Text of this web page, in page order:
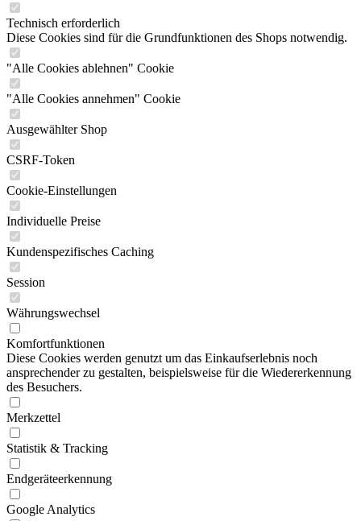
Technisch erforderlich
Diese Cookies sind für die Grundfunktionen des Shops notwendig.
"Alle Cookies ablehnen" Cookie
"Alle Cookies annehmen" Cookie
Ausgewählter Shop
CSRF-Token
Cookie-Einstellungen
Individuelle Preise
Kundenspezifisches Caching
Session
Währungswechsel
Komfortfunktionen
Diese Cookies werden genutzt um das Einkaufserlebnis noch
ansprechender zu gestalten, beispielsweise für die Wiedererkennung
des Besuchers.
Merkzettel
Statistik & Tracking
Endgeräteerkennung
Google Analytics